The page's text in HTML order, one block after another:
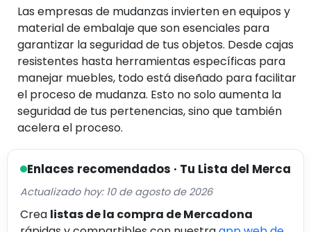
Las empresas de mudanzas invierten en equipos y
material de embalaje que son esenciales para
garantizar la seguridad de tus objetos. Desde cajas
resistentes hasta herramientas específicas para
manejar muebles, todo está diseñado para facilitar
el proceso de mudanza. Esto no solo aumenta la
seguridad de tus pertenencias, sino que también
acelera el proceso.
Enlaces recomendados · Tu Lista del Merca
Actualizado hoy: 10 de agosto de 2026
Crea listas de la compra de Mercadona